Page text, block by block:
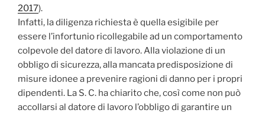
2017).
Infatti, la diligenza richiesta è quella esigibile per
essere l’infortunio ricollegabile ad un comportamento
colpevole del datore di lavoro. Alla violazione di un
obbligo di sicurezza, alla mancata predisposizione di
misure idonee a prevenire ragioni di danno per i propri
dipendenti. La S. C. ha chiarito che, così come non può
accollarsi al datore di lavoro l’obbligo di garantire un